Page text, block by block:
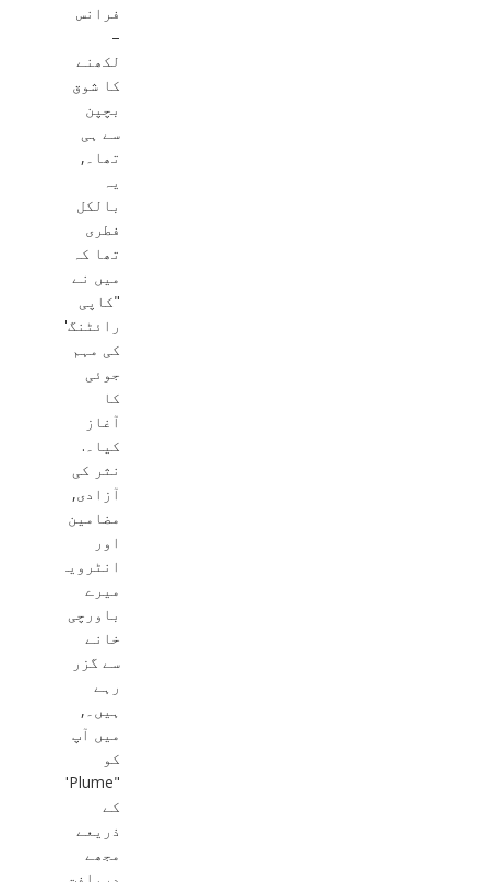
فرانس
–
لکھنے
کا شوق
بچپن
سے ہی
تھا۔,
یہ
بالکل
فطری
تھا کہ
میں نے
"کاپی
رائٹنگ"
کی مہم
جوئی
کا
آغاز
کیا۔.
نثر کی
آزادی,
مضامین
اور
انٹرویوز
میرے
باورچی
خانے
سے گزر
رہے
ہیں۔,
میں آپ
کو
"Plume"
کے
ذریعے
مجھے